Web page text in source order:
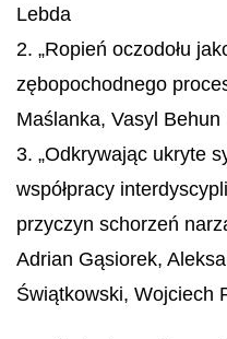
Lebda
2. „Ropień oczodołu
zębopochodnego
Maślanka, Vasyl Behun
3. „Odkrywając ukryte
współpracy
przyczyn schorzeń
Adrian Gąsiorek,
Świątkowski, Wojciech